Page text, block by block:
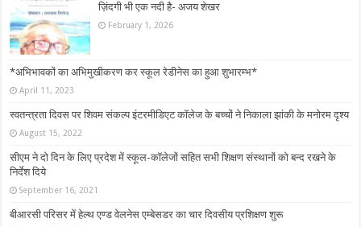
ज़िंदगी भी एक नदी है- अजय शेखर
February 1, 2026
*अभिभावकों का अभिमुखीकरण कर स्कूल रेडीनेस का हुआ शुभारम्भ*
April 11, 2023
स्वतन्त्रता दिवस पर शिवम संकल्प इंटरमीडिएट कॉलेज के बच्चों ने निकाला झांकी के मनोरम दृश्य
August 15, 2022
सीएम ने दो दिन के लिए प्रदेश में स्कूल-कॉलेजों सहित सभी शिक्षण संस्थानों को बन्द रखने के
निर्देश दिये
September 16, 2021
बीआरसी परिसर में हेल्थ एण्ड वेलनेस एम्बेसडर का चार दिवसीय प्रशिक्षण शुरू